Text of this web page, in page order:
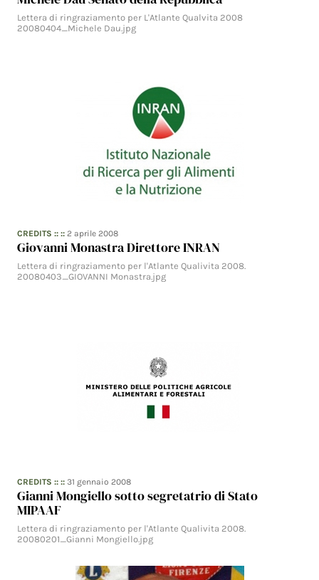
Lettera di ringraziamento per L'Atlante Qualvita 2008
20080404_Michele Dau.jpg
CREDITS :: ::2 aprile 2008
Giovanni Monastra Direttore INRAN
Lettera di ringraziamento per l'Atlante Qualivita 2008.
20080403_GIOVANNI Monastra.jpg
CREDITS :: ::31 gennaio 2008
Gianni Mongiello sotto segretatrio di Stato
MIPAAF
Lettera di ringraziamento per l'Atlante Qualivita 2008.
20080201_Gianni Mongiello.jpg